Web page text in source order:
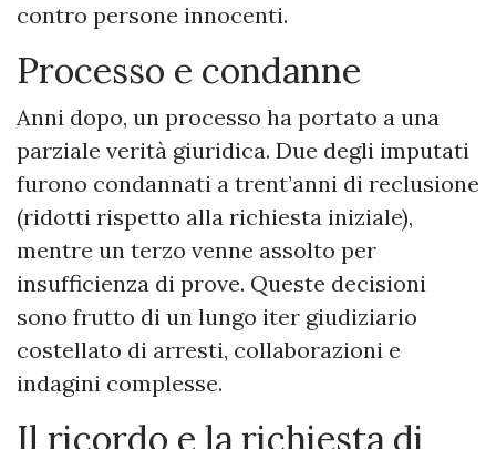
contro persone innocenti.
Processo e condanne
Anni dopo, un processo ha portato a una
parziale verità giuridica. Due degli imputati
furono condannati a trent’anni di reclusione
(ridotti rispetto alla richiesta iniziale),
mentre un terzo venne assolto per
insufficienza di prove. Queste decisioni
sono frutto di un lungo iter giudiziario
costellato di arresti, collaborazioni e
indagini complesse.
Il ricordo e la richiesta di